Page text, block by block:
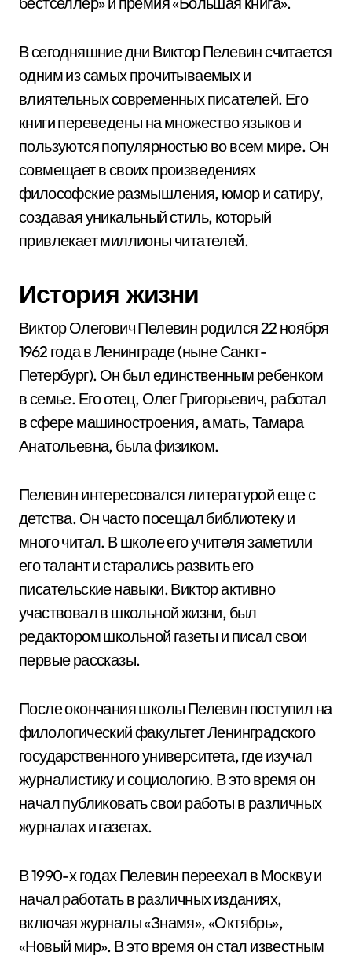
В сегодняшние дни Виктор Пелевин считается
одним из самых прочитываемых и
влиятельных современных писателей. Его
книги переведены на множество языков и
пользуются популярностью во всем мире. Он
совмещает в своих произведениях
философские размышления, юмор и сатиру,
создавая уникальный стиль, который
привлекает миллионы читателей.
История жизни
Виктор Олегович Пелевин родился 22 ноября
1962 года в Ленинграде (ныне Санкт-
Петербург). Он был единственным ребенком
в семье. Его отец, Олег Григорьевич, работал
в сфере машиностроения, а мать, Тамара
Анатольевна, была физиком.
Пелевин интересовался литературой еще с
детства. Он часто посещал библиотеку и
много читал. В школе его учителя заметили
его талант и старались развить его
писательские навыки. Виктор активно
участвовал в школьной жизни, был
редактором школьной газеты и писал свои
первые рассказы.
После окончания школы Пелевин поступил на
филологический факультет Ленинградского
государственного университета, где изучал
журналистику и социологию. В это время он
начал публиковать свои работы в различных
журналах и газетах.
В 1990-х годах Пелевин переехал в Москву и
начал работать в различных изданиях,
включая журналы «Знамя», «Октябрь»,
«Новый мир». В это время он стал известным